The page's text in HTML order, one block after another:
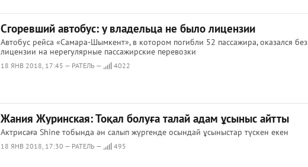
Сгоревший автобус: у владельца не было лицензии
Автобус рейса «Самара-Шымкент», в котором погибли 52 пассажира, оказался без
лицензии на нерегулярные пассажирские перевозки
18 ЯНВ 2018, 17:45 — РАТЕЛЬ — 4022
Жания Журинская: Тоқал болуға талай адам ұсыныс айтты
Актрисаға Shine тобында ән салып жүргенде осындай ұсыныстар түскен екен
18 ЯНВ 2018, 17:30 — РАТЕЛЬ — 495